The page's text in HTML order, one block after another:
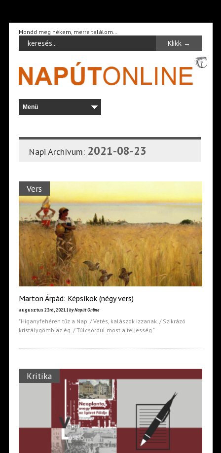
Mondd meg nékem, merre találom…
Napi Archívum: 2021-08-23
Vers
Marton Árpád: Képsíkok (négy vers)
augusztus 23rd, 2021 | by Napút Online
"Higanyfehéren tűz a Nap. / Vetés, kalászok izzanak. / Szikrázó
kristálygömb az ég. / Túlcsordul most a teljesség."
Kritika